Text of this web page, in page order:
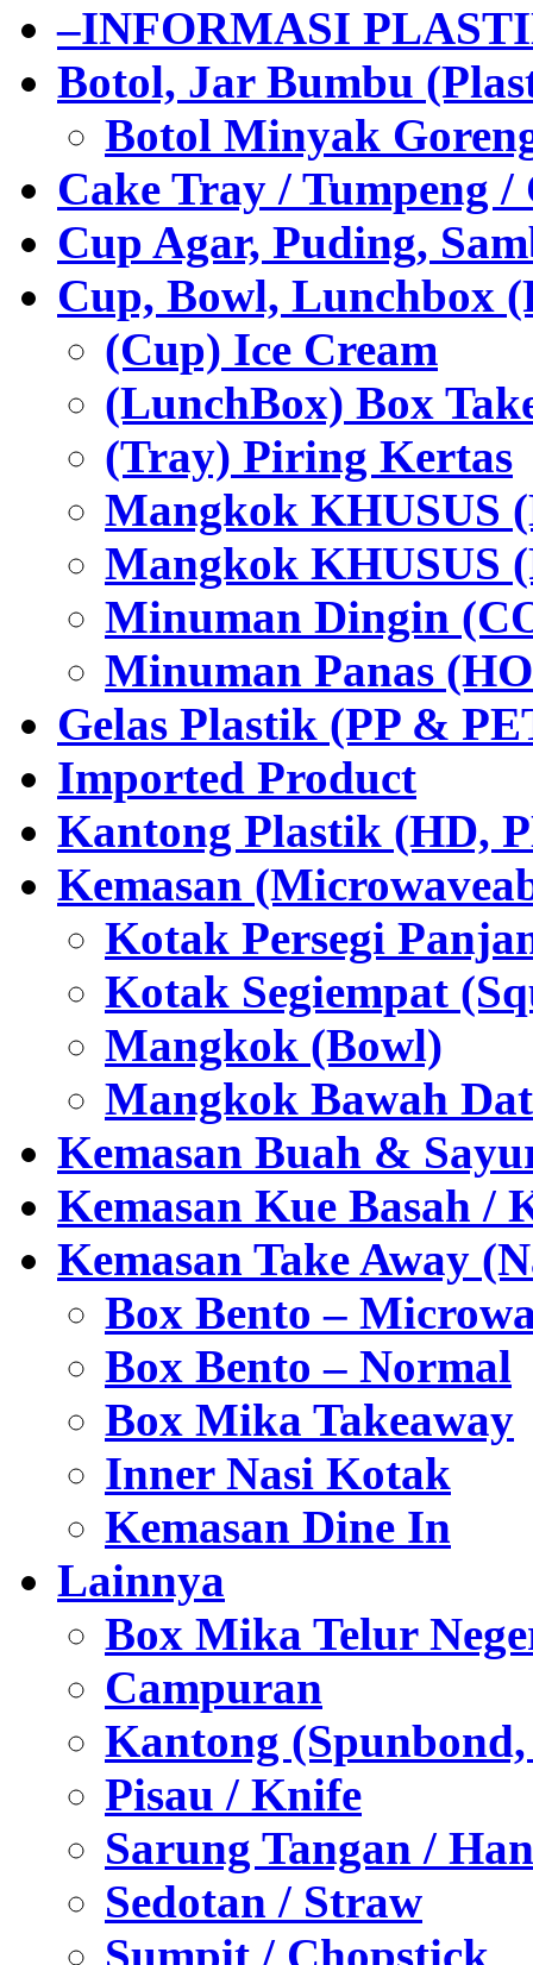
–INFORMASI
Botol, Jar Bumbu
Botol Minyak
Cake Tray / Tumpeng /
Cup Agar, Puding,
Cup, Bowl, Lunchbox
(Cup) Ice Cream
(LunchBox) Box
(Tray) Piring Kertas
Mangkok KHUSUS
Mangkok KHUSUS
Minuman Dingin
Minuman Panas
Gelas Plastik (PP &
Imported Product
Kantong Plastik (HD,
Kemasan
Kotak Persegi
Kotak Segiempat
Mangkok (Bowl)
Mangkok Bawah
Kemasan Buah &
Kemasan Kue Basah /
Kemasan Take Away
Box Bento –
Box Bento – Normal
Box Mika Takeaway
Inner Nasi Kotak
Kemasan Dine In
Lainnya
Box Mika Telur
Campuran
Kantong
Pisau / Knife
Sarung Tangan /
Sedotan / Straw
Sumpit / Chopstick